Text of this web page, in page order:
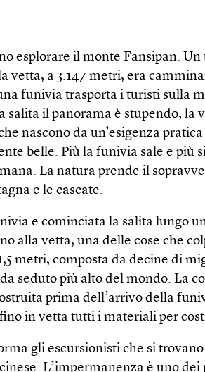
esplorare il monte Fansipan. Un
vetta, a 3.147 metri, era
funivia trasporta i turisti sulla
il panorama è stupendo, la
nascono da un’esigenza pratica
belle. Più la funivia sale e più
La natura prende il
e le cascate.
e cominciata la salita lungo
alla vetta, una delle cose che
metri, composta da decine di
seduto più alto del mondo. La
prima dell’arrivo della
in vetta tutti i materiali per
gli escursionisti che si
L’impermanenza è uno